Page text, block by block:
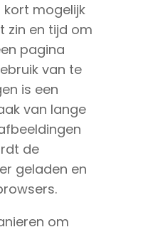
mogelijk
zin en tijd om
pagina
van te
is een
van lange
de
geladen en
om